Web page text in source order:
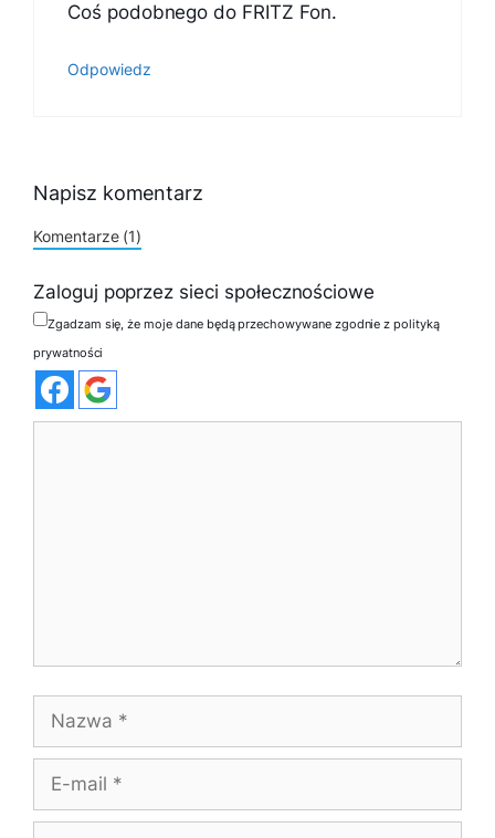
Coś podobnego do FRITZ Fon.
Odpowiedz
Napisz komentarz
Komentarze (1)
Zaloguj poprzez sieci społecznościowe
Zgadzam się, że moje dane będą przechowywane zgodnie z polityką
prywatności
mail